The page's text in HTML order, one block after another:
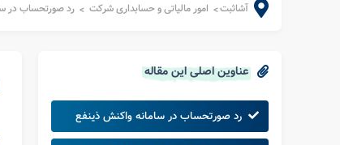
آشاثبت> امور مالیاتی و حسابداری شرکت > رد صورتحساب در
عناوین اصلی این مقاله
رد صورتحساب در سامانه واکنش ذینفع